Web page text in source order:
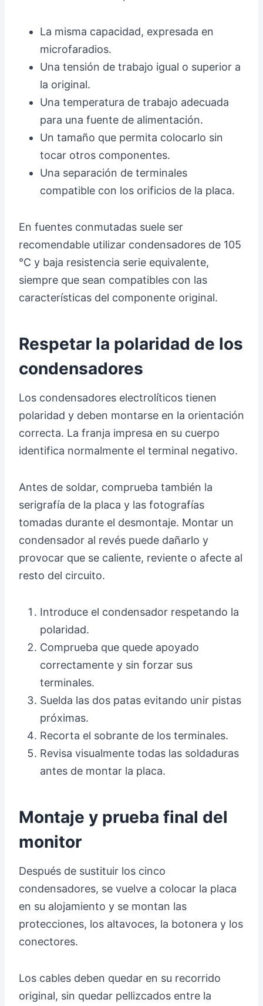
La misma capacidad, expresada en
microfaradios.
Una tensión de trabajo igual o superior a
la original.
Una temperatura de trabajo adecuada
para una fuente de alimentación.
Un tamaño que permita colocarlo sin
tocar otros componentes.
Una separación de terminales
compatible con los orificios de la placa.
En fuentes conmutadas suele ser
recomendable utilizar condensadores de 105
°C y baja resistencia serie equivalente,
siempre que sean compatibles con las
características del componente original.
Respetar la polaridad de los
condensadores
Los condensadores electrolíticos tienen
polaridad y deben montarse en la orientación
correcta. La franja impresa en su cuerpo
identifica normalmente el terminal negativo.
Antes de soldar, comprueba también la
serigrafía de la placa y las fotografías
tomadas durante el desmontaje. Montar un
condensador al revés puede dañarlo y
provocar que se caliente, reviente o afecte al
resto del circuito.
Introduce el condensador respetando la
polaridad.
Comprueba que quede apoyado
correctamente y sin forzar sus
terminales.
Suelda las dos patas evitando unir pistas
próximas.
Recorta el sobrante de los terminales.
Revisa visualmente todas las soldaduras
antes de montar la placa.
Montaje y prueba final del
monitor
Después de sustituir los cinco
condensadores, se vuelve a colocar la placa
en su alojamiento y se montan las
protecciones, los altavoces, la botonera y los
conectores.
Los cables deben quedar en su recorrido
original, sin quedar pellizcados entre la